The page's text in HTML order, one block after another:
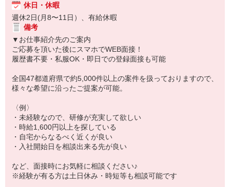
休日・休暇
週休2日(月8〜11日）、有給休暇
備考
▼お仕事紹介先のご案内
ご応募を頂いた後にスマホでWEB面接！
履歴書不要・私服OK・即日での登録面接も可能
全国47都道府県で約5,000件以上の案件を扱っておりますので、
様々な希望に沿ったご提案が可能。
〈例〉
・未経験なので、研修が充実して欲しい
・時給1,600円以上を探している
・自宅からなるべく近くが良い
・入社開始日を相談出来る先が良い
など、面接時にお気軽に相談ください♪
※経験が有る方は土日休み・時短等も相談可能です